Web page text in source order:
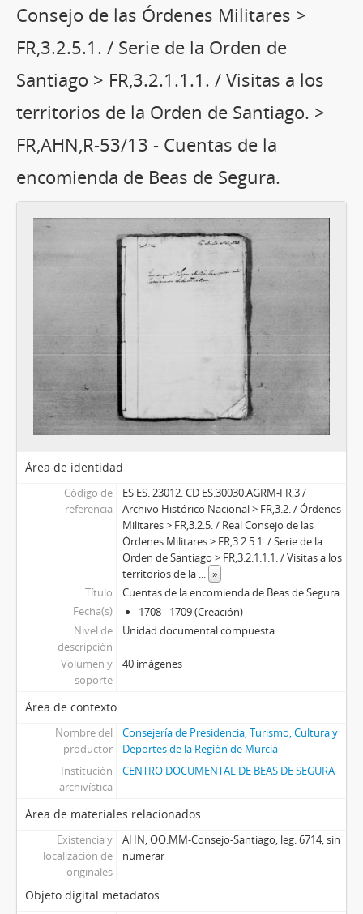
Consejo de las Órdenes Militares >
FR,3.2.5.1. / Serie de la Orden de
Santiago > FR,3.2.1.1.1. / Visitas a los
territorios de la Orden de Santiago. >
FR,AHN,R-53/13 - Cuentas de la
encomienda de Beas de Segura.
Área de identidad
Código de
referencia
ES ES. 23012. CD ES.30030.AGRM-FR,3 /
Archivo Histórico Nacional > FR,3.2. / Órdenes
Militares > FR,3.2.5. / Real Consejo de las
Órdenes Militares > FR,3.2.5.1. / Serie de la
Orden de Santiago > FR,3.2.1.1.1. / Visitas a los
territorios de la ... »
Título
Cuentas de la encomienda de Beas de Segura.
Fecha(s)
1708 - 1709 (Creación)
Nivel de
descripción
Unidad documental compuesta
Volumen y
soporte
40 imágenes
Área de contexto
Nombre del
productor
Consejería de Presidencia, Turismo, Cultura y
Deportes de la Región de Murcia
Institución
archivística
CENTRO DOCUMENTAL DE BEAS DE SEGURA
Área de materiales relacionados
Existencia y
localización de
originales
AHN, OO.MM-Consejo-Santiago, leg. 6714, sin
numerar
Objeto digital metadatos